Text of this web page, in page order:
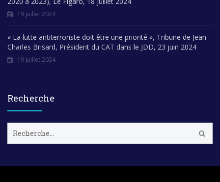
19 juillet 2024
« La lutte antiterroriste doit être une priorité », Tribune de Jean-
Charles Brisard, Président du CAT dans le JDD, 23 juin 2024
19 juillet 2024
Recherche
c
e